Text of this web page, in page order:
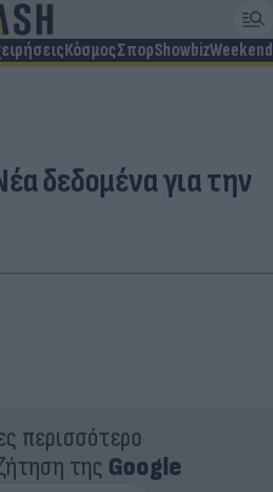
ΚόσμοςΣπορShowbizWeekend
δεδομένα για την
περισσότερο
της Google